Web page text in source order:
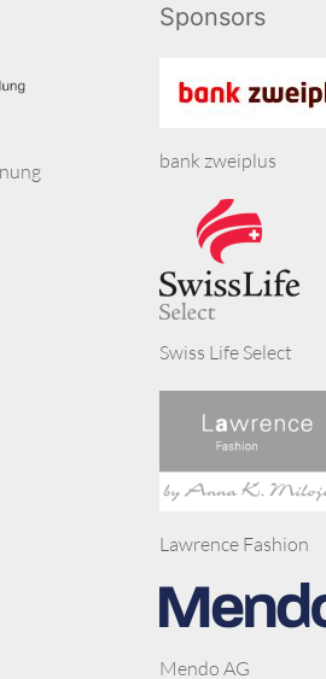
Sponsors
bank zweiplus
Swiss Life Select
Lawrence Fashion
Mendo AG